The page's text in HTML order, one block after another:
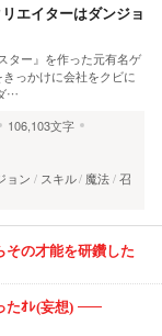
エイターはダンジョ
ター』を作った元有名ゲ
っかけに会社をクビに
…
106,103文字
ョン スキル 魔法 召
その才能を研鑽した
たｵﾚ(妄想)